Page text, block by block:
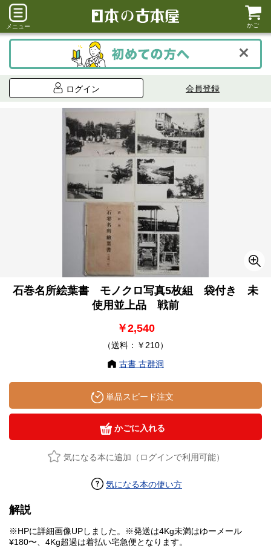
メニュー かご
ログイン 会員登録
石巻名所絵葉書 モノクロ写真5枚組 袋付き 未
使用並上品 戦前
￥2,540
（送料：￥210）
古書 古群洞
単品スピード注文
かごに入れる
気になる本に追加（ログインで利用可能）
気になる本の使い方
解説
※HPに詳細画像UPしました。※発送は4Kg未満はゆーメール
¥180〜、4Kg超過は着払い宅急便となります。